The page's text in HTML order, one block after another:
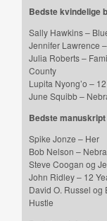
Bedste kvindelige
Sally Hawkins –
Jennifer Lawrence
Julia Roberts –
County
Lupita Nyong’o –
June Squibb –
Bedste manuskript
Spike Jonze – Her
Bob Nelson –
Steve Coogan og
John Ridley – 12
David O. Russel og
Hustle